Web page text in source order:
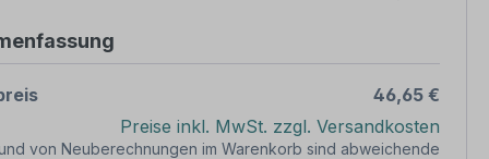
46,65 €
Preise inkl. MwSt. zzgl. Versandkosten
von Neuberechnungen im Warenkorb sind abweichende